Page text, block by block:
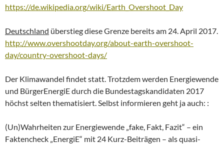
https://de.wikipedia.org/wiki/Earth_Overshoot_Day
Deutschland überstieg diese Grenze bereits am 24. April 2017.
http://www.overshootday.org/about-earth-overshoot-
day/country-overshoot-days/
Der Klimawandel findet statt. Trotzdem werden Energiewende
und BürgerEnergiE durch die Bundestagskandidaten 2017
höchst selten thematisiert. Selbst informieren geht ja auch: :
(Un)Wahrheiten zur Energiewende „fake, Fakt, Fazit“ – ein
Faktencheck „EnergiE“ mit 24 Kurz-Beiträgen – als quasi-